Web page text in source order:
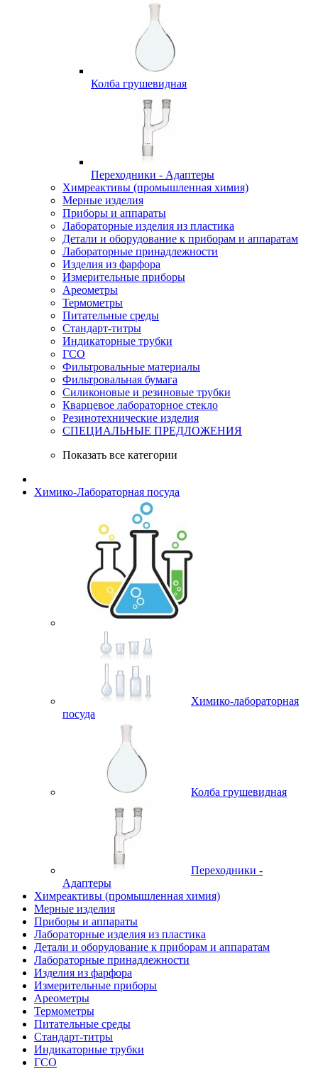
Колба грушевидная
Переходники - Адаптеры
Химреактивы (промышленная химия)
Мерные изделия
Приборы и аппараты
Лабораторные изделия из пластика
Детали и оборудование к приборам и аппаратам
Лабораторные принадлежности
Изделия из фарфора
Измерительные приборы
Ареометры
Термометры
Питательные среды
Стандарт-титры
Индикаторные трубки
ГСО
Фильтровальные материалы
Фильтровальная бумага
Силиконовые и резиновые трубки
Кварцевое лабораторное стекло
Резинотехнические изделия
СПЕЦИАЛЬНЫЕ ПРЕДЛОЖЕНИЯ
Показать все категории
Химико-Лабораторная посуда
Химико-лабораторная
посуда
Колба грушевидная
Переходники -
Адаптеры
Химреактивы (промышленная химия)
Мерные изделия
Приборы и аппараты
Лабораторные изделия из пластика
Детали и оборудование к приборам и аппаратам
Лабораторные принадлежности
Изделия из фарфора
Измерительные приборы
Ареометры
Термометры
Питательные среды
Стандарт-титры
Индикаторные трубки
ГСО